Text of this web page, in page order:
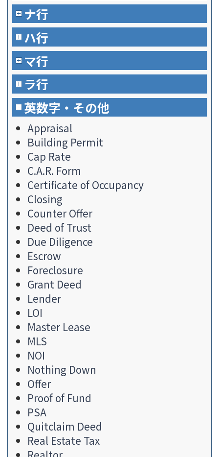
ナ行
ハ行
マ行
ラ行
英数字・その他
Appraisal
Building Permit
Cap Rate
C.A.R. Form
Certificate of Occupancy
Closing
Counter Offer
Deed of Trust
Due Diligence
Escrow
Foreclosure
Grant Deed
Lender
LOI
Master Lease
MLS
NOI
Nothing Down
Offer
Proof of Fund
PSA
Quitclaim Deed
Real Estate Tax